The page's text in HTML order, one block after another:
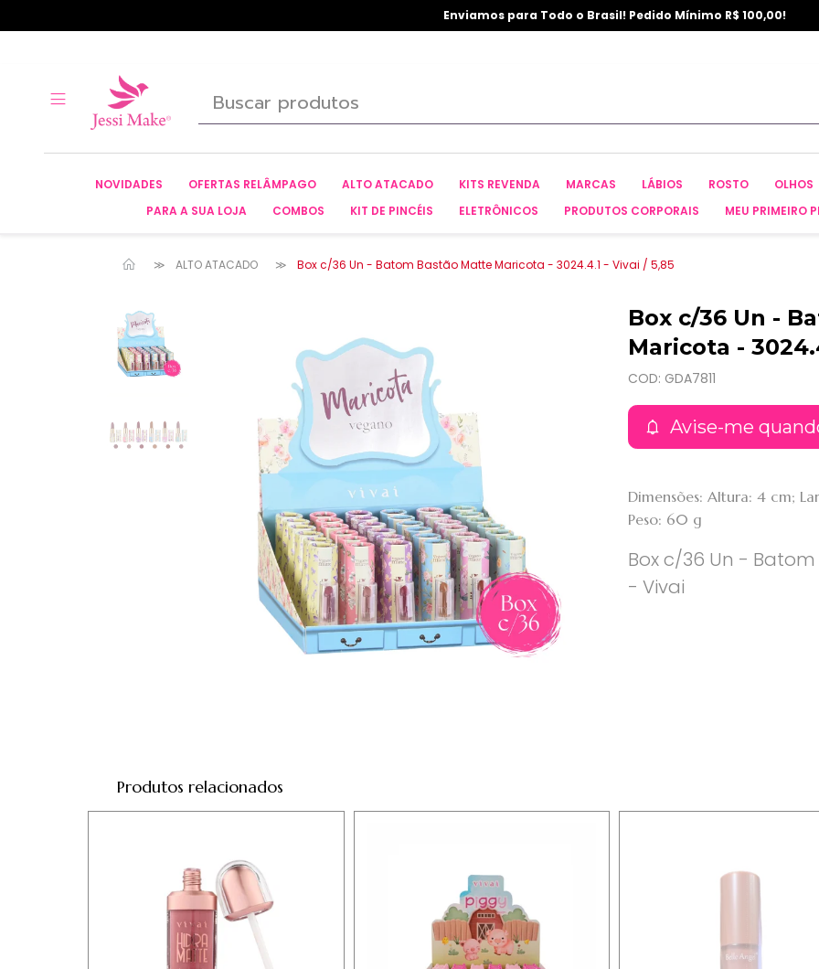
Enviamos para Todo o Brasil! Pedido Mínimo R$ 100,00!
NOVIDADES OFERTAS RELÂMPAGO ALTO ATACADO KITS REVENDA MARCAS LÁBIOS ROSTO
OLHOS
PARA A SUA LOJA
COMBOS KIT DE PINCÉIS ELETRÔNICOS PRODUTOS CORPORAIS MEU PRIMEIRO
ALTO ATACADO Box c/36 Un - Batom Bastão Matte Maricota - 3024.4.1 - Vivai / 5,85
Box c/36 Un -
Maricota -
COD: GDA7811
Avise-me
Dimensões: Altura: 4 cm;
Peso: 60 g
Box c/36 Un -
- Vivai
Produtos relacionados